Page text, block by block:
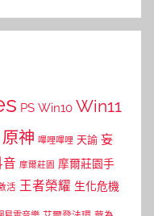
PS Win10 Win11
原神 嗶哩嗶哩 天諭 妄
音 摩爾莊園 摩爾莊園手
活 王者榮耀 生化危機